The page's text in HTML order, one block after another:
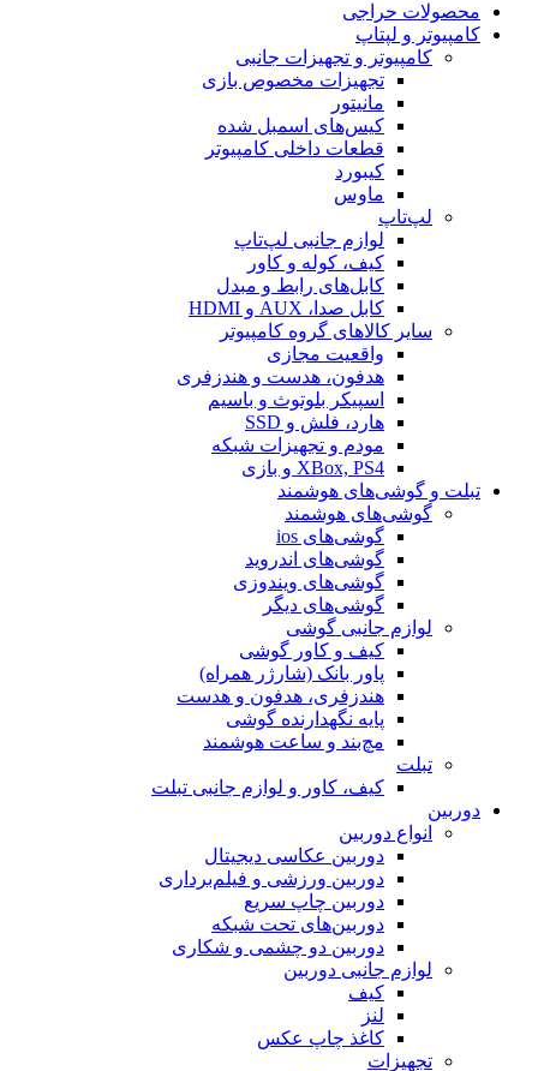
محصولات حراجی
کامپیوتر و لپتاپ
کامپیوتر و تجهیزات جانبی
تجهیزات مخصوص بازی
مانیتور
کیس‌های اسمبل شده
قطعات داخلی کامپیوتر
کیبورد
ماوس
لپ‌تاپ
لوازم جانبی لپ‌تاپ
کیف، کوله و کاور
کابل‌های رابط و مبدل
کابل صدا، AUX و HDMI
سایر کالاهای گروه کامپیوتر
واقعیت مجازی
هدفون، هدست و هندزفری
اسپیکر بلوتوث و باسیم
هارد، فلش و SSD
مودم و تجهیزات شبکه
XBox, PS4 و بازی
تبلت و گوشی‌های هوشمند
گوشی‌های هوشمند
گوشی‌های ios
گوشی‌های اندروید
گوشی‌های ویندوزی
گوشی‌های دیگر
لوازم جانبی گوشی
کیف و کاور گوشی
پاور بانک (شارژر همراه)
هندزفری، هدفون و هدست
پایه نگهدارنده گوشی
مچ‌بند و ساعت هوشمند
تبلت
کیف، کاور و لوازم جانبی تبلت
دوربین
انواع دوربین
دوربین عکاسی دیجیتال
دوربین ورزشی و فیلم‌برداری
دوربین چاپ سریع
دوربین‌های تحت شبکه
دوربین دو چشمی و شکاری
لوازم جانبی دوربین
کیف
لنز
کاغذ چاپ عکس
تجهیزات